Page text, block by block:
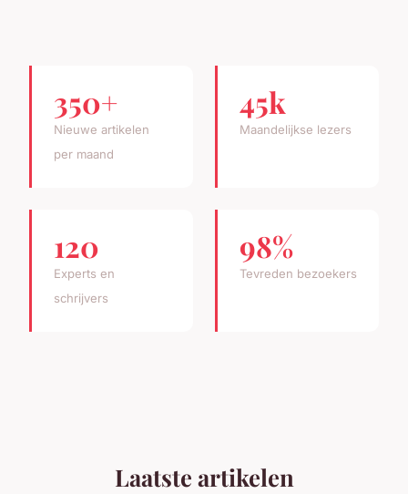
350+
Nieuwe artikelen
per maand
45k
Maandelijkse lezers
120
Experts en
schrijvers
98%
Tevreden bezoekers
Laatste artikelen